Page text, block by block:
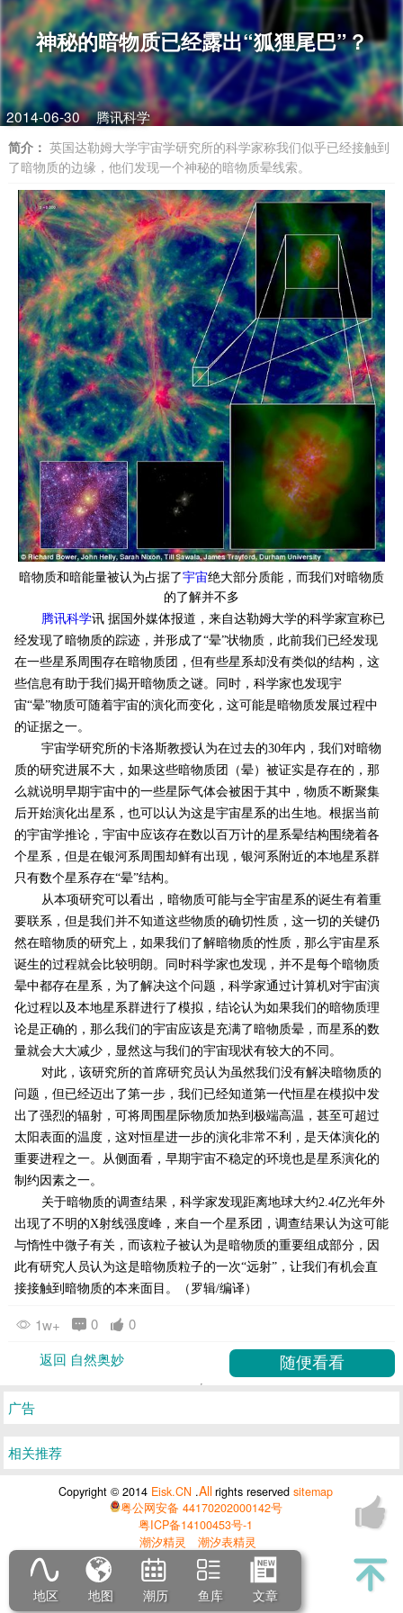
神秘的暗物质已经露出“狐狸尾巴”？
2014-06-30 腾讯科学
简介： 英国达勒姆大学宇宙学研究所的科学家称我们似乎已经接触到
了暗物质的边缘，他们发现一个神秘的暗物质晕线索。
暗物质和暗能量被认为占据了宇宙绝大部分质能，而我们对暗物质
的了解并不多
腾讯科学讯 据国外媒体报道，来自达勒姆大学的科学家宣称已
经发现了暗物质的踪迹，并形成了“晕”状物质，此前我们已经发现
在一些星系周围存在暗物质团，但有些星系却没有类似的结构，这
些信息有助于我们揭开暗物质之谜。同时，科学家也发现宇
宙“晕”物质可随着宇宙的演化而变化，这可能是暗物质发展过程中
的证据之一。
宇宙学研究所的卡洛斯教授认为在过去的30年内，我们对暗物
质的研究进展不大，如果这些暗物质团（晕）被证实是存在的，那
么就说明早期宇宙中的一些星际气体会被困于其中，物质不断聚集
后开始演化出星系，也可以认为这是宇宙星系的出生地。根据当前
的宇宙学推论，宇宙中应该存在数以百万计的星系晕结构围绕着各
个星系，但是在银河系周围却鲜有出现，银河系附近的本地星系群
只有数个星系存在“晕”结构。
从本项研究可以看出，暗物质可能与全宇宙星系的诞生有着重
要联系，但是我们并不知道这些物质的确切性质，这一切的关键仍
然在暗物质的研究上，如果我们了解暗物质的性质，那么宇宙星系
诞生的过程就会比较明朗。同时科学家也发现，并不是每个暗物质
晕中都存在星系，为了解决这个问题，科学家通过计算机对宇宙演
化过程以及本地星系群进行了模拟，结论认为如果我们的暗物质理
论是正确的，那么我们的宇宙应该是充满了暗物质晕，而星系的数
量就会大大减少，显然这与我们的宇宙现状有较大的不同。
对此，该研究所的首席研究员认为虽然我们没有解决暗物质的
问题，但已经迈出了第一步，我们已经知道第一代恒星在模拟中发
出了强烈的辐射，可将周围星际物质加热到极端高温，甚至可超过
太阳表面的温度，这对恒星进一步的演化非常不利，是天体演化的
重要进程之一。从侧面看，早期宇宙不稳定的环境也是星系演化的
制约因素之一。
关于暗物质的调查结果，科学家发现距离地球大约2.4亿光年外
出现了不明的X射线强度峰，来自一个星系团，调查结果认为这可能
与惰性中微子有关，而该粒子被认为是暗物质的重要组成部分，因
此有研究人员认为这是暗物质粒子的一次“远射”，让我们有机会直
接接触到暗物质的本来面目。（罗辑/编译）
1w+ 0
0
返回 自然奥妙
广告
相关推荐
Copyright © 2014 Eisk.CN .Allrights reservedsitemap
粤公网安备 44170202000142号
粤ICP备14100453号-1
潮汐精灵
潮汐表精灵
地区 地图 潮历 鱼库 文章